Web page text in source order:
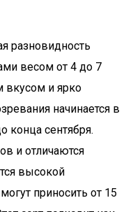
разновидность
весом от 4 до 7
вкусом и ярко
начинается в
конца сентября.
и отличаются
высокой
приносить от 15